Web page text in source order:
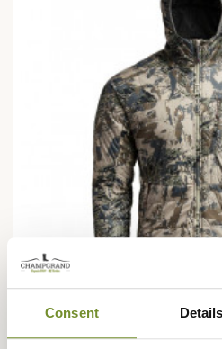
Consent Details
SITKA